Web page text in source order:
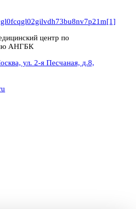
центр по
АНГБК
ул. 2-я Песчаная, д.8,